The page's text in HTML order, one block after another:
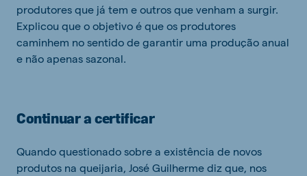
produtores que já tem e outros que venham a surgir.
Explicou que o objetivo é que os produtores
caminhem no sentido de garantir uma produção anual
e não apenas sazonal.
Continuar a certificar
Quando questionado sobre a existência de novos
produtos na queijaria, José Guilherme diz que, nos